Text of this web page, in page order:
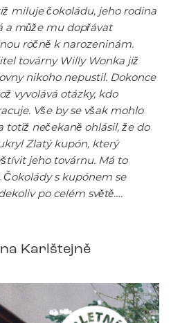
miluje čokoládu, jeho rodina
a může mu dopřávat
ročně k narozeninám.
továrny Willy Wonka již
nikoho nepustil. Dokonce
vyvolává otázky, kdo
Vše by se však mohlo
totiž nečekaně ohlásil, že do
Zlatý kupón, který
jeho továrnu. Má to
s kupónem se
po celém světě….
Karlštejně